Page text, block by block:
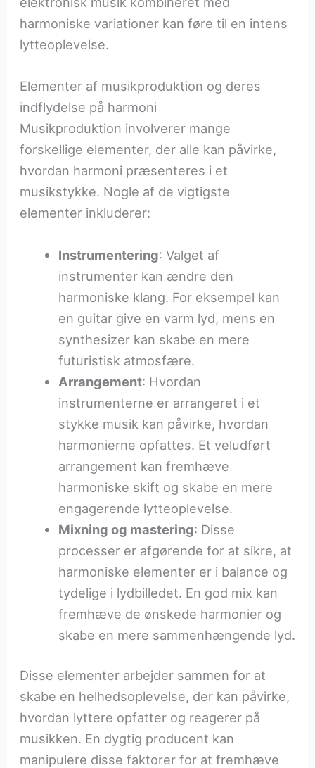
harmoniske variationer kan føre til en intens
lytteoplevelse.
Elementer af musikproduktion og deres
indflydelse på harmoni
Musikproduktion involverer mange
forskellige elementer, der alle kan påvirke,
hvordan harmoni præsenteres i et
musikstykke. Nogle af de vigtigste
elementer inkluderer:
Instrumentering: Valget af
instrumenter kan ændre den
harmoniske klang. For eksempel kan
en guitar give en varm lyd, mens en
synthesizer kan skabe en mere
futuristisk atmosfære.
Arrangement: Hvordan
instrumenterne er arrangeret i et
stykke musik kan påvirke, hvordan
harmonierne opfattes. Et veludført
arrangement kan fremhæve
harmoniske skift og skabe en mere
engagerende lytteoplevelse.
Mixning og mastering: Disse
processer er afgørende for at sikre, at
harmoniske elementer er i balance og
tydelige i lydbilledet. En god mix kan
fremhæve de ønskede harmonier og
skabe en mere sammenhængende lyd.
Disse elementer arbejder sammen for at
skabe en helhedsoplevelse, der kan påvirke,
hvordan lyttere opfatter og reagerer på
musikken. En dygtig producent kan
manipulere disse faktorer for at fremhæve